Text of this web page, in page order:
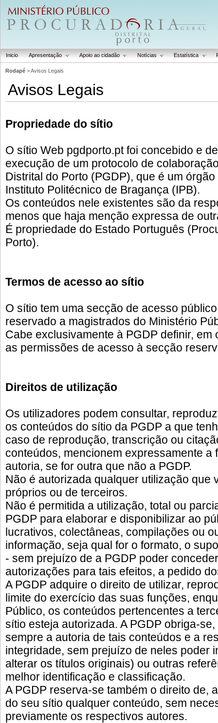
Inicio Apresentação Apoio ao cidadão Notícias Estatística
Rodapé > Avisos Legais
Avisos Legais
Propriedade do sítio
O sítio Web pgdporto.pt foi concebido e
execução de um protocolo de
Distrital do Porto (PGDP), que é um
Instituto Politécnico de Bragança (IPB).
Os conteúdos nele existentes são da
menos que haja menção expressa de
É propriedade do Estado Português
Porto).
Termos de acesso ao sítio
O sítio tem uma secção de acesso
reservado a magistrados do Ministério
Cabe exclusivamente à PGDP definir, em
as permissões de acesso à secção
Direitos de utilização
Os utilizadores podem consultar,
os conteúdos do sítio da PGDP a que
caso de reprodução, transcrição ou
conteúdos, mencionem expressamente a
autoria, se for outra que não a PGDP.
Não é autorizada qualquer utilização que
próprios ou de terceiros.
Não é permitida a utilização, total ou
PGDP para elaborar e disponibilizar ao
lucrativos, colectâneas, compilações ou
informação, seja qual for o formato, o
- sem prejuízo de a PGDP poder
autorizações para tais efeitos, a pedido
A PGDP adquire o direito de utilizar,
limite do exercício das suas funções,
Público, os conteúdos pertencentes a
sítio esteja autorizada. A PGDP obriga-
sempre a autoria de tais conteúdos e a
integridade, sem prejuízo de neles poder
alterar os títulos originais) ou outras
melhor identificação e classificação.
A PGDP reserva-se também o direito de,
do seu sítio qualquer conteúdo, sem
previamente os respectivos autores.